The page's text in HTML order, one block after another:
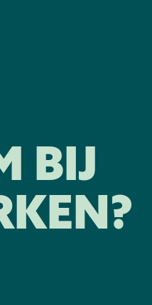
BIJ